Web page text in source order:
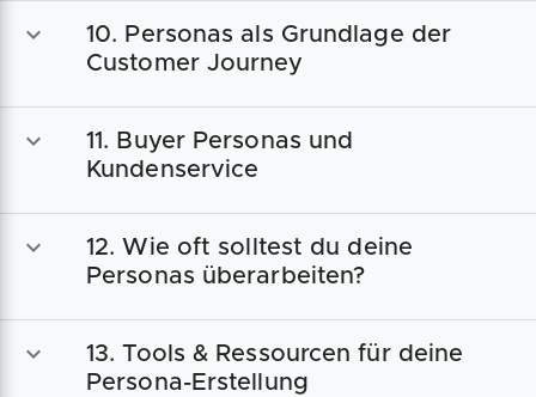
10. Personas als Grundlage der
Customer Journey
11. Buyer Personas und
Kundenservice
12. Wie oft solltest du deine
Personas überarbeiten?
13. Tools & Ressourcen für deine
Persona-Erstellung